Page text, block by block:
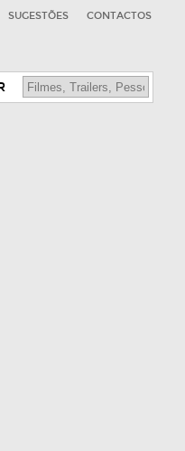
SUGESTÕES CONTACTOS